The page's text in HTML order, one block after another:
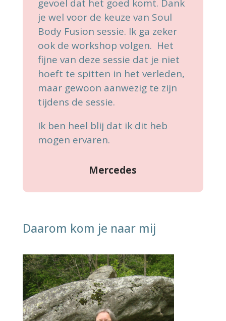
gevoel dat het goed komt. Dank
je wel voor de keuze van Soul
Body Fusion sessie. Ik ga zeker
ook de workshop volgen. Het
fijne van deze sessie dat je niet
hoeft te spitten in het verleden,
maar gewoon aanwezig te zijn
tijdens de sessie.
Ik ben heel blij dat ik dit heb
mogen ervaren.
Mercedes
Daarom kom je naar mij